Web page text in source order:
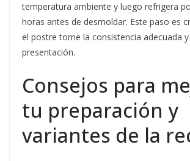
temperatura ambiente y luego refrigera
horas antes de desmoldar. Este paso es
el postre tome la consistencia adecuada
presentación.
Consejos para
tu preparación y
variantes de la